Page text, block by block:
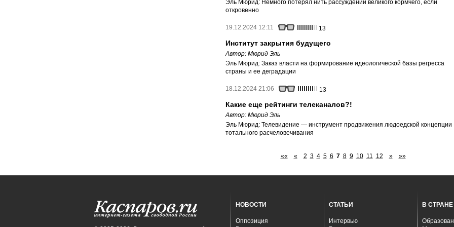
Эль Мюрид: Немного потерял нить рассуждений великого кормчего, если
откровенно
19.12.2024 12:11 13
Институт закрытия будущего
Автор: Мюрид Эль
Эль Мюрид: Заказ власти на формирование идеологической базы регресса
страны и ее деградации
18.12.2024 21:06 13
Какие еще рейтинги телеканалов?!
Автор: Мюрид Эль
Эль Мюрид: Телевидение — инструмент продвижения людоедской концепции
тотального расчеловечивания
«« « 2 3 4 5 6 7 8 9 10 11 12 » »»
НОВОСТИ
Оппозиция
СТАТЬИ
Интервью
В СТРАНЕ